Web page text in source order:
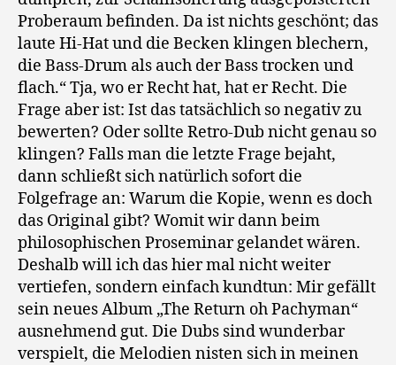
Proberaum befinden. Da ist nichts geschönt; das
laute Hi-Hat und die Becken klingen blechern,
die Bass-Drum als auch der Bass trocken und
flach.“ Tja, wo er Recht hat, hat er Recht. Die
Frage aber ist: Ist das tatsächlich so negativ zu
bewerten? Oder sollte Retro-Dub nicht genau so
klingen? Falls man die letzte Frage bejaht,
dann schließt sich natürlich sofort die
Folgefrage an: Warum die Kopie, wenn es doch
das Original gibt? Womit wir dann beim
philosophischen Proseminar gelandet wären.
Deshalb will ich das hier mal nicht weiter
vertiefen, sondern einfach kundtun: Mir gefällt
sein neues Album „The Return oh Pachyman“
ausnehmend gut. Die Dubs sind wunderbar
verspielt, die Melodien nisten sich in meinen